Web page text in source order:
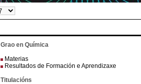
Grao en Química
Materias
Resultados de Formación e Aprendizaxe
Titulacións